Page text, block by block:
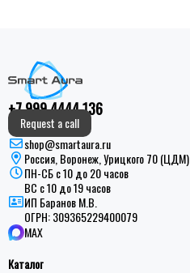
+7 999 4444 136
Request a call
shop@smartaura.ru
Россия, Воронеж, Урицкого 70 (ЦДМ)
ПН-СБ с 10 до 20 часов
ВС с 10 до 19 часов
ИП Баранов М.В.
ОГРН:309365229400079
MAX
Каталог